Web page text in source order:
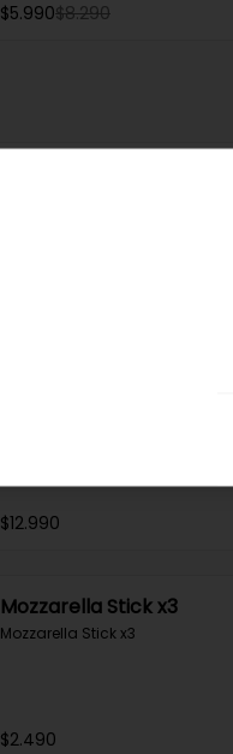
$5.990$8.290
$12.990
Mozzarella Stick x3
Mozzarella Stick x3
$2.490